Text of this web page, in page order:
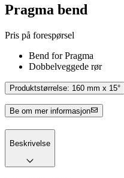
Pragma bend
Pris på forespørsel
Bend for Pragma
Dobbelveggede rør
Produktstørrelse: 160 mm x 15°
Be om mer informasjon
Beskrivelse